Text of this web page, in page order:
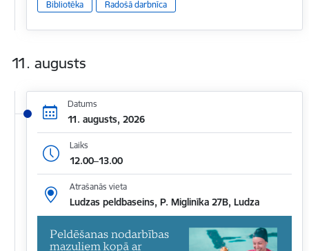
Bibliotēka Radošā darbnīca
11. augusts
Datums
11. augusts, 2026
Laiks
12.00–13.00
Atrašanās vieta
Ludzas peldbaseins, P. Miglinīka 27B, Ludza